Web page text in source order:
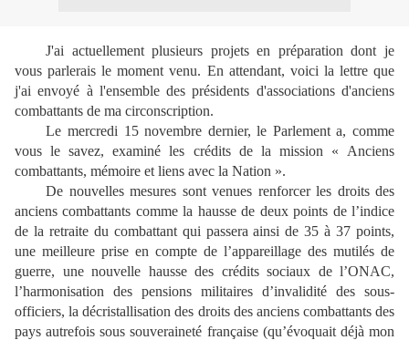
J'ai actuellement plusieurs projets en préparation dont je
vous parlerais le moment venu. En attendant, voici la lettre que
j'ai envoyé à l'ensemble des présidents d'associations d'anciens
combattants de ma circonscription.
Le mercredi 15 novembre dernier, le Parlement a, comme
vous le savez, examiné les crédits de la mission « Anciens
combattants, mémoire et liens avec la Nation ».
De nouvelles mesures sont venues renforcer les droits des
anciens combattants comme la hausse de deux points de l’indice
de la retraite du combattant qui passera ainsi de 35 à 37 points,
une meilleure prise en compte de l’appareillage des mutilés de
guerre, une nouvelle hausse des crédits sociaux de l’ONAC,
l’harmonisation des pensions militaires d’invalidité des sous-
officiers, la décristallisation des droits des anciens combattants des
pays autrefois sous souveraineté française (qu’évoquait déjà mon